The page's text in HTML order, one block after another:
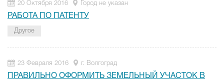
20 Октября 2016 Город не указан
РАБОТА ПО ПАТЕНТУ
Другое
23 Февраля 2016 г. Волгоград
ПРАВИЛЬНО ОФОРМИТЬ ЗЕМЕЛЬНЫЙ УЧАСТОК В